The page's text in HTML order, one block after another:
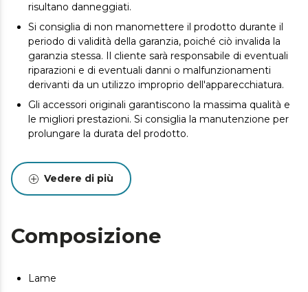
risultano danneggiati.
Si consiglia di non manomettere il prodotto durante il
periodo di validità della garanzia, poiché ciò invalida la
garanzia stessa. Il cliente sarà responsabile di eventuali
riparazioni e di eventuali danni o malfunzionamenti
derivanti da un utilizzo improprio dell'apparecchiatura.
Gli accessori originali garantiscono la massima qualità e
le migliori prestazioni. Si consiglia la manutenzione per
prolungare la durata del prodotto.
Vedere di più
Composizione
Lame